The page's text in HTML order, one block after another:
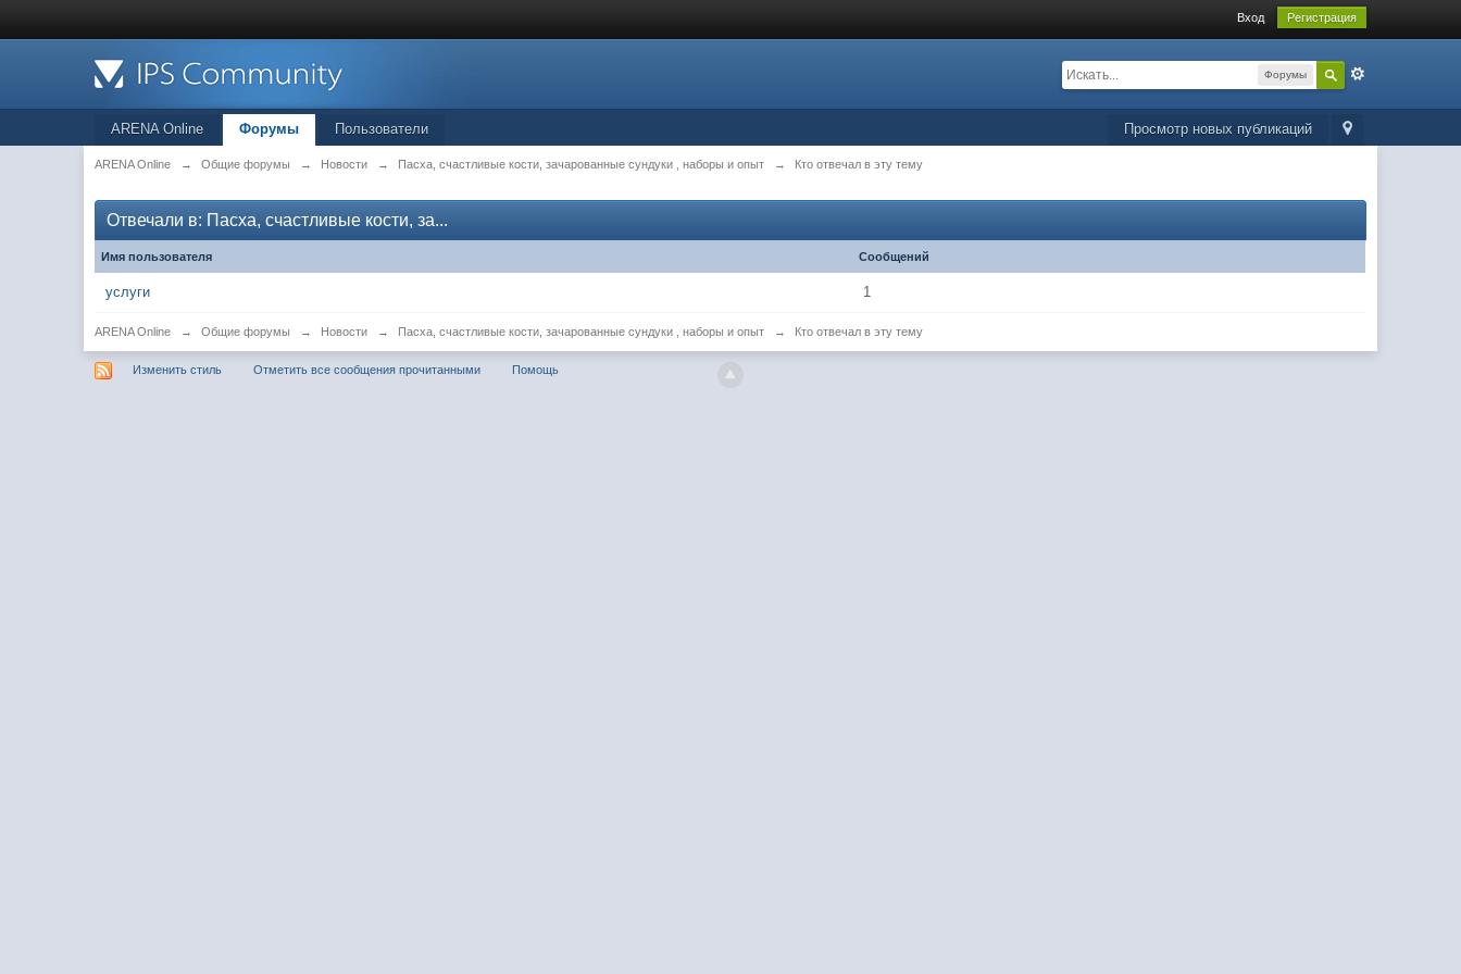
Вход Регистрация
Форумы
Просмотр новых публикаций
ARENA Online Форумы Пользователи
ARENA Online → Общие форумы → Новости → Пасха, счастливые кости, зачарованные сундуки , наборы и опыт → Кто отвечал в эту тему
Отвечали в: Пасха, счастливые кости, за...
Имя пользователя Сообщений
услуги 1
ARENA Online → Общие форумы → Новости → Пасха, счастливые кости, зачарованные сундуки , наборы и опыт → Кто отвечал в эту тему
Изменить стиль Отметить все сообщения прочитанными Помощь